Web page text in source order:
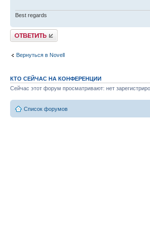
Best regards
Ответить
Вернуться в Novell
КТО СЕЙЧАС НА КОНФЕРЕНЦИИ
Сейчас этот форум просматривают: нет
Список форумов